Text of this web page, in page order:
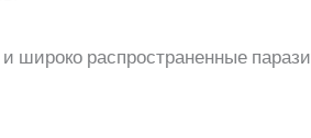
распространенные